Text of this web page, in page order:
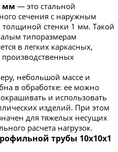
мм — это стальной
сечения с наружным
стенки 1 мм. Такой
типоразмерам
в легких каркасных,
небольшой массе и
в обработке: ее можно
и использовать
изделий. При этом
для тяжелых несущих
расчета нагрузок.
трубы 10х10х1